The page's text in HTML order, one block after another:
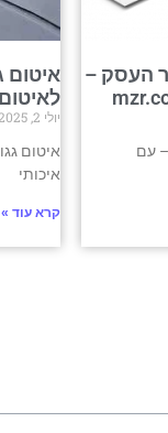
העסק –
עם
יולי 2, 2025
איטום
איכותי
קרא עוד »